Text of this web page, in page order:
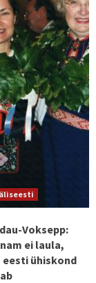
Voksepp:
ei laula,
eesti ühiskond